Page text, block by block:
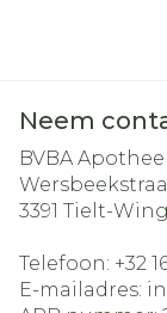
Neem
BVBA
3391 Tielt-
Telefoon: +32
E-mailadres: